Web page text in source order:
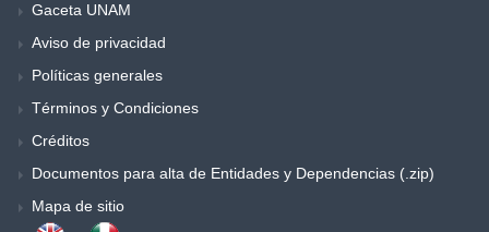
Gaceta UNAM
Aviso de privacidad
Políticas generales
Términos y Condiciones
Créditos
Documentos para alta de Entidades y Dependencias (.zip)
Mapa de sitio